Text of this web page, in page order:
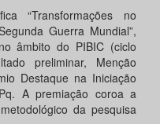
“Transformações no
Guerra Mundial”,
âmbito do PIBIC (ciclo
preliminar, Menção
Destaque na Iniciação
A premiação coroa a
da pesquisa